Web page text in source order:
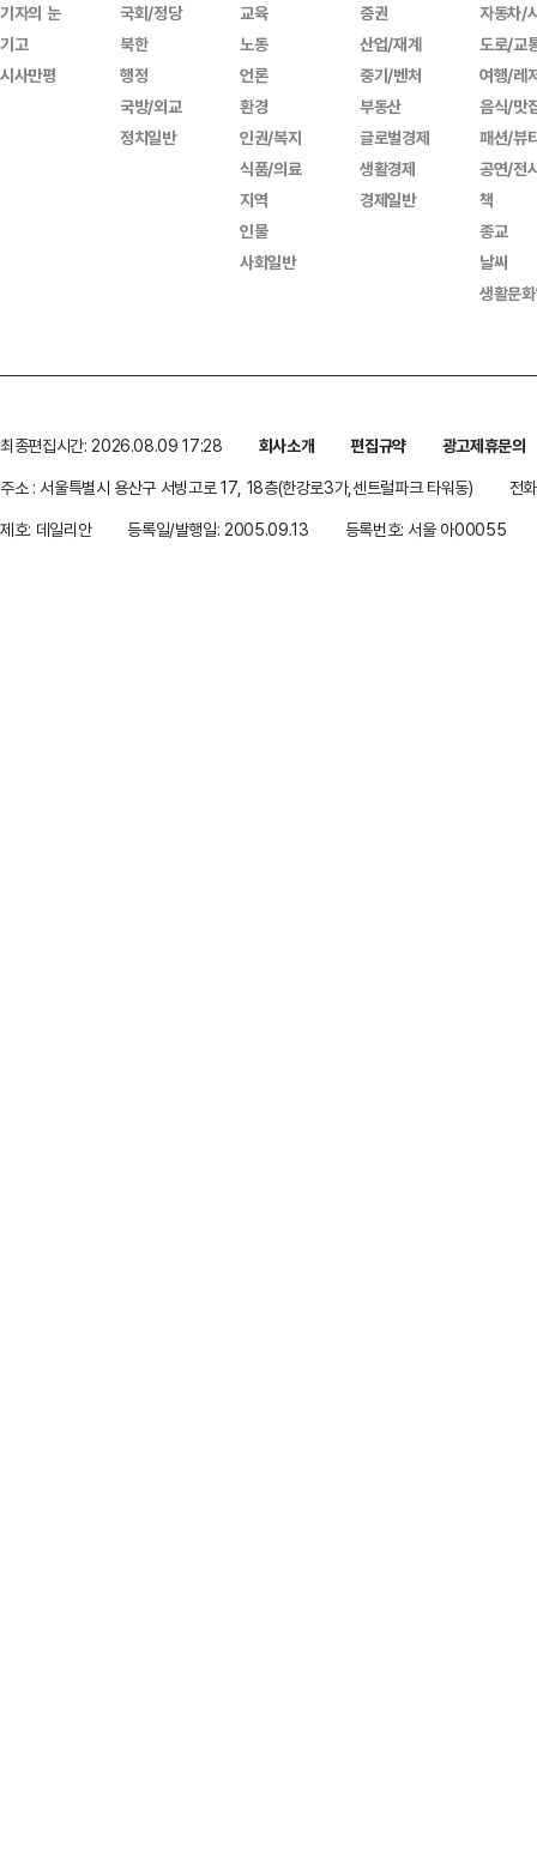
기자의 눈
기고
시사만평
국회/정당
북한
행정
국방/외교
정치일반
교육
노동
언론
환경
인권/복지
식품/의료
지역
인물
사회일반
증권
산업/재계
중기/벤처
부동산
글로벌경제
생활경제
경제일반
자동차/
도로/교
여행/레
음식/맛
패션/뷰
공연/전
책
종교
날씨
생활문
최종편집시간: 2026.08.09 17:28 회사소개 편집규약
광고제휴문의
주소 : 서울특별시 용산구 서빙고로 17, 18층(한강로3가,센트럴파크 타워동)
전
제호: 데일리안
등록일/발행일: 2005.09.13 등록번호: 서울 아00055